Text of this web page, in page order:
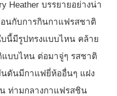
Heather บรรยายอย่างน่า
นกับการกินกาแฟรสชาติ
นี้มีรูปทรงแบบไหน คล้าย
บบไหน ต่อมาจู่ๆ รสชาติ
ดันมีกาแฟยี่ห้ออื่นๆ แฝง
ท่ามกลางกาแฟรสชิน